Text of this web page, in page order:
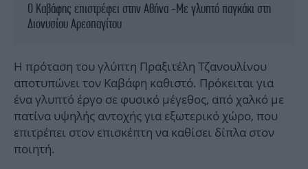
Ο Καβάφης επιστρέφει στην Αθήνα -Με γλυπτό παγκάκι στη
Διονυσίου Αρεοπαγίτου
Η πρόταση του γλύπτη Πραξιτέλη Τζανουλίνου
αποτυπώνει τον Καβάφη καθιστό. Πρόκειται για
ένα γλυπτό έργο σε φυσικό μέγεθος, από χαλκό με
πατίνα υψηλής αντοχής για εξωτερικό χώρο, που
επιτρέπει στον επισκέπτη να καθίσει δίπλα στον
ποιητή.